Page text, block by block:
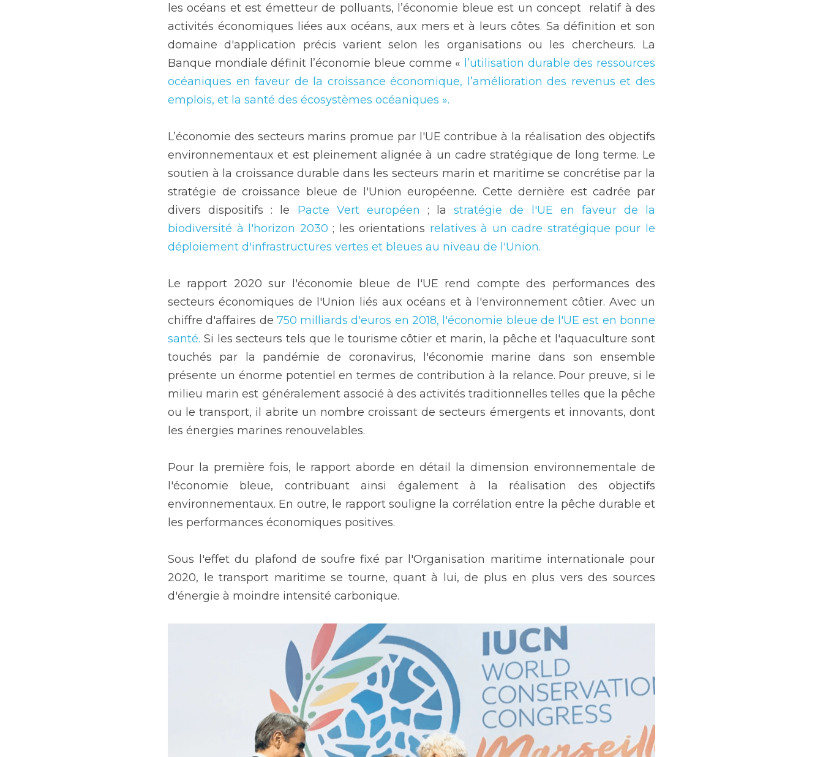
les océans et est émetteur de polluants, l’économie bleue est un concept  relatif à des
activités économiques liées aux océans, aux mers et à leurs côtes. Sa définition et son
domaine d'application précis varient selon les organisations ou les chercheurs. La
Banque mondiale définit l’économie bleue comme « l’utilisation durable des ressources
océaniques en faveur de la croissance économique, l’amélioration des revenus et des
emplois, et la santé des écosystèmes océaniques ».
L’économie des secteurs marins promue par l'UE contribue à la réalisation des objectifs
environnementaux et est pleinement alignée à un cadre stratégique de long terme. Le
soutien à la croissance durable dans les secteurs marin et maritime se concrétise par la
stratégie de croissance bleue de l'Union européenne. Cette dernière est cadrée par
divers dispositifs : le Pacte Vert européen ; la stratégie de l'UE en faveur de la
biodiversité à l'horizon 2030 ; les orientations relatives à un cadre stratégique pour le
déploiement d'infrastructures vertes et bleues au niveau de l'Union.
Le rapport 2020 sur l'économie bleue de l'UE rend compte des performances des
secteurs économiques de l'Union liés aux océans et à l'environnement côtier. Avec un
chiffre d'affaires de 750 milliards d'euros en 2018, l'économie bleue de l'UE est en bonne
santé. Si les secteurs tels que le tourisme côtier et marin, la pêche et l'aquaculture sont
touchés par la pandémie de coronavirus, l'économie marine dans son ensemble
présente un énorme potentiel en termes de contribution à la relance. Pour preuve, si le
milieu marin est généralement associé à des activités traditionnelles telles que la pêche
ou le transport, il abrite un nombre croissant de secteurs émergents et innovants, dont
les énergies marines renouvelables.
Pour la première fois, le rapport aborde en détail la dimension environnementale de
l'économie bleue, contribuant ainsi également à la réalisation des objectifs
environnementaux. En outre, le rapport souligne la corrélation entre la pêche durable et
les performances économiques positives.
Sous l'effet du plafond de soufre fixé par l'Organisation maritime internationale pour
2020, le transport maritime se tourne, quant à lui, de plus en plus vers des sources
d'énergie à moindre intensité carbonique.